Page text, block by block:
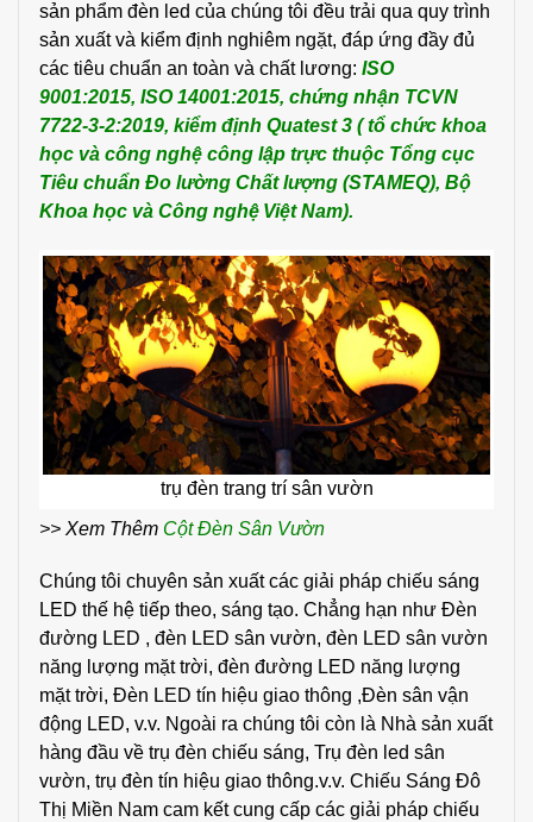
sản phẩm đèn led của chúng tôi đều trải qua quy trình
sản xuất và kiểm định nghiêm ngặt, đáp ứng đầy đủ
các tiêu chuẩn an toàn và chất lương: ISO
9001:2015, ISO 14001:2015, chứng nhận TCVN
7722-3-2:2019, kiểm định Quatest 3 ( tổ chức khoa
học và công nghệ công lập trực thuộc Tổng cục
Tiêu chuẩn Đo lường Chất lượng (STAMEQ), Bộ
Khoa học và Công nghệ Việt Nam).
trụ đèn trang trí sân vườn
>> Xem Thêm Cột Đèn Sân Vườn
Chúng tôi chuyên sản xuất các giải pháp chiếu sáng
LED thế hệ tiếp theo, sáng tạo. Chẳng hạn như Đèn
đường LED , đèn LED sân vườn, đèn LED sân vườn
năng lượng mặt trời, đèn đường LED năng lượng
mặt trời, Đèn LED tín hiệu giao thông ,Đèn sân vận
động LED, v.v. Ngoài ra chúng tôi còn là Nhà sản xuất
hàng đầu về trụ đèn chiếu sáng, Trụ đèn led sân
vườn, trụ đèn tín hiệu giao thông.v.v. Chiếu Sáng Đô
Thị Miền Nam cam kết cung cấp các giải pháp chiếu